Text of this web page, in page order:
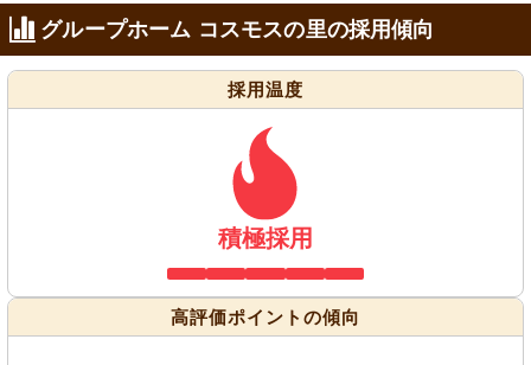
グループホーム コスモスの里の採用傾向
採用温度
積極採用
高評価ポイントの傾向